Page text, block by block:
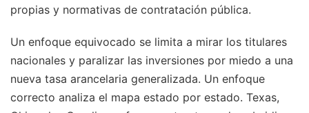
propias y normativas de contratación pública.
Un enfoque equivocado se limita a mirar los titulares
nacionales y paralizar las inversiones por miedo a una
nueva tasa arancelaria generalizada. Un enfoque
correcto analiza el mapa estado por estado. Texas,